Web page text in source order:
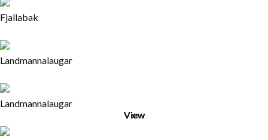
Fjallabak
Landmannalaugar
Landmannalaugar
View
Current
View
View
View
View
View
View